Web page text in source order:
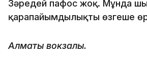
Зәредей пафос жоқ. Мұнда
қарапайымдылықтың өзгеше
Алматы вокзалы.